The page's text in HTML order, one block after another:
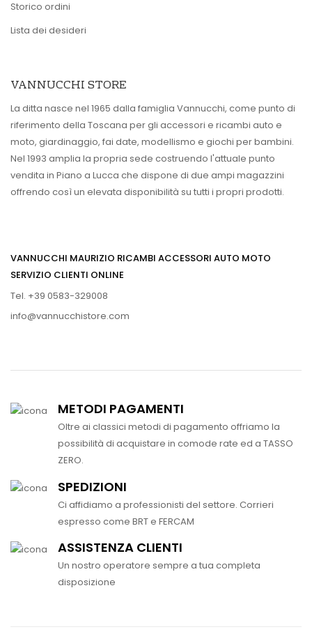
Storico ordini
Lista dei desideri
VANNUCCHI STORE
La ditta nasce nel 1965 dalla famiglia Vannucchi, come punto di
riferimento della Toscana per gli accessori e ricambi auto e
moto, giardinaggio, fai date, modellismo e giochi per bambini.
Nel 1993 amplia la propria sede costruendo l'attuale punto
vendita in Piano a Lucca che dispone di due ampi magazzini
offrendo così un elevata disponibilità su tutti i propri prodotti.
VANNUCCHI MAURIZIO RICAMBI ACCESSORI AUTO MOTO
SERVIZIO CLIENTI ONLINE
Tel. +39 0583-329008
info@vannucchistore.com
METODI PAGAMENTI
Oltre ai classici metodi di pagamento offriamo la
possibilità di acquistare in comode rate ed a TASSO
ZERO.
SPEDIZIONI
Ci affidiamo a professionisti del settore. Corrieri
espresso come BRT e FERCAM
ASSISTENZA CLIENTI
Un nostro operatore sempre a tua completa
disposizione